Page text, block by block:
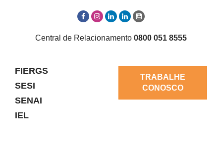
Central de Relacionamento 0800 051 8555
FIERGS
SESI
SENAI
IEL
TRABALHE
CONOSCO